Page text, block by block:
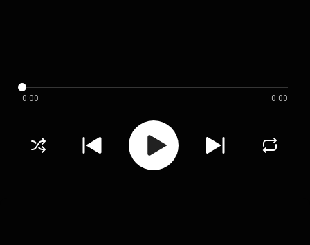
0:00 0:00